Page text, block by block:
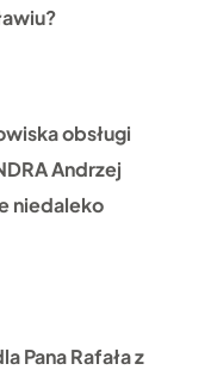
obsługi
Andrzej
niedaleko
Pana Rafała z